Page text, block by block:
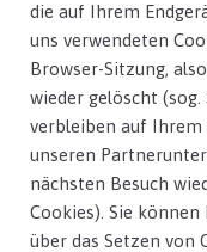
die auf Ihrem
uns verwendeten
Browser-Sitzung,
wieder gelöscht (sog.
verbleiben auf Ihrem
unseren
nächsten Besuch
Cookies). Sie
über das Setzen von